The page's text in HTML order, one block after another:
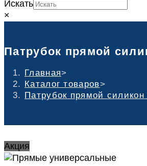
Искать
×
Патрубок прямой
Главная>
Каталог товаров>
Патрубок прямой силикон
Акция